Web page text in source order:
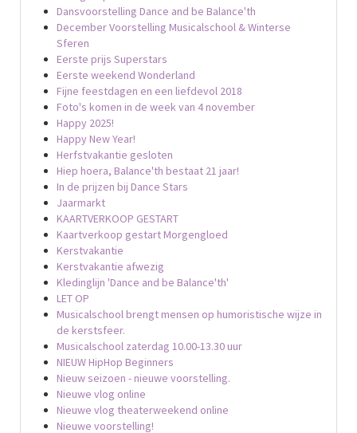
Dansvoorstelling Dance and be Balance'th
December Voorstelling Musicalschool & Winterse
Sferen
Eerste prijs Superstars
Eerste weekend Wonderland
Fijne feestdagen en een liefdevol 2018
Foto's komen in de week van 4 november
Happy 2025!
Happy New Year!
Herfstvakantie gesloten
Hiep hoera, Balance'th bestaat 21 jaar!
In de prijzen bij Dance Stars
Jaarmarkt
KAARTVERKOOP GESTART
Kaartverkoop gestart Morgengloed
Kerstvakantie
Kerstvakantie afwezig
Kledinglijn 'Dance and be Balance'th'
LET OP
Musicalschool brengt mensen op humoristische wijze in
de kerstsfeer.
Musicalschool zaterdag 10.00-13.30 uur
NIEUW HipHop Beginners
Nieuw seizoen - nieuwe voorstelling.
Nieuwe vlog online
Nieuwe vlog theaterweekend online
Nieuwe voorstelling!